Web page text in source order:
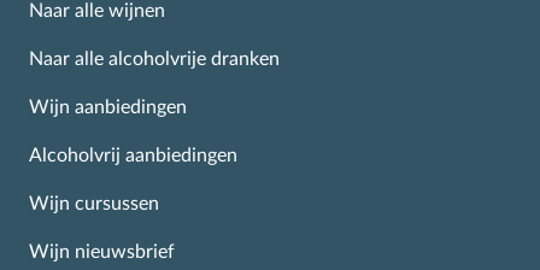
Naar alle wijnen
Naar alle alcoholvrije dranken
Wijn aanbiedingen
Alcoholvrij aanbiedingen
Wijn cursussen
Wijn nieuwsbrief